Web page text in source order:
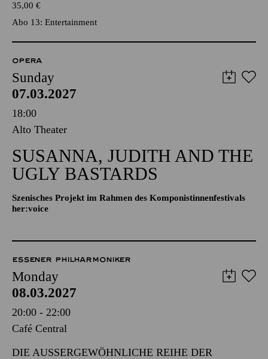
35,00 €
Abo 13: Entertainment
OPERA
Sunday
07.03.2027
18:00
Alto Theater
SUSANNA, JUDITH AND THE
UGLY BASTARDS
Szenisches Projekt im Rahmen des Komponistinnenfestivals
her:voice
ESSENER PHILHARMONIKER
Monday
08.03.2027
20:00 - 22:00
Café Central
DIE AUSSERGEWÖHNLICHE REIHE DER E